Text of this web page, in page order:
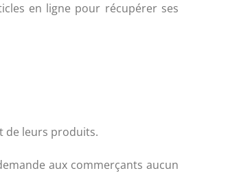
en ligne pour récupérer ses
de leurs produits.
aux commerçants aucun